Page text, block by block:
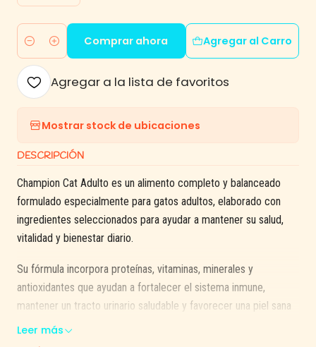
Cantidad
Agregar al Carro
Comprar ahora
Agregar a la lista de favoritos
Mostrar stock de ubicaciones
DESCRIPCIÓN
Champion Cat Adulto es un alimento completo y balanceado
formulado especialmente para gatos adultos, elaborado con
ingredientes seleccionados para ayudar a mantener su salud,
vitalidad y bienestar diario.
Su fórmula incorpora proteínas, vitaminas, minerales y
antioxidantes que ayudan a fortalecer el sistema inmune,
mantener un tracto urinario saludable y favorecer una piel sana
junto a un pelaje brillante.
Leer más